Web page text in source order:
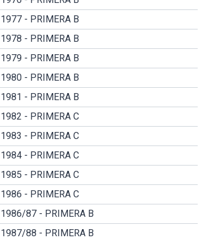
1977 - PRIMERA B
1978 - PRIMERA B
1979 - PRIMERA B
1980 - PRIMERA B
1981 - PRIMERA B
1982 - PRIMERA C
1983 - PRIMERA C
1984 - PRIMERA C
1985 - PRIMERA C
1986 - PRIMERA C
1986/87 - PRIMERA B
1987/88 - PRIMERA B